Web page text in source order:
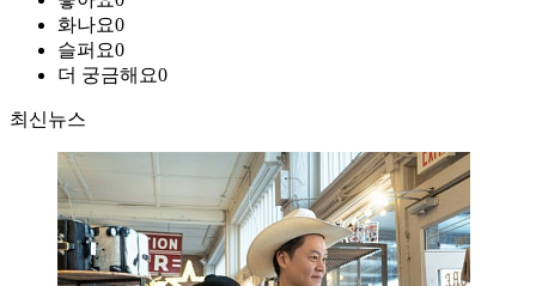
화나요0
슬퍼요0
더 궁금해요0
최신뉴스